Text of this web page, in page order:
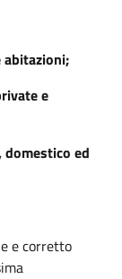
e
ed
e corretto